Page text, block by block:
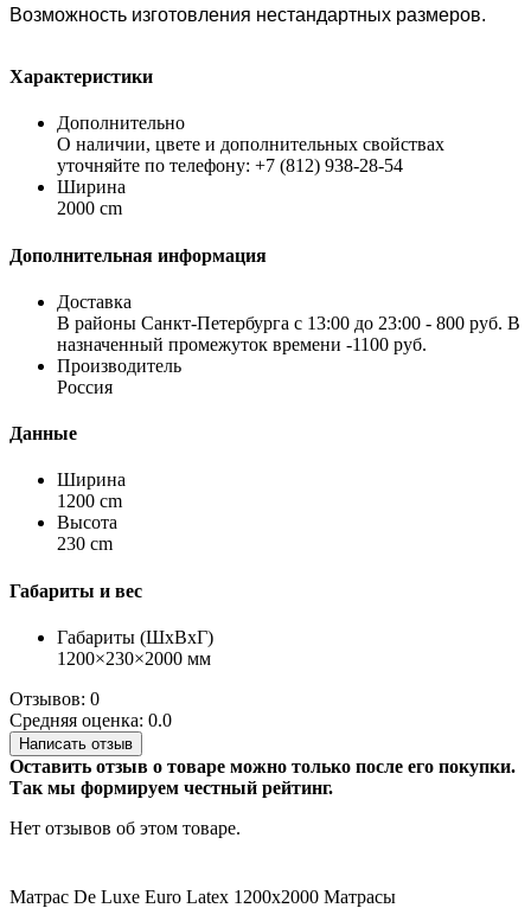
Возможность изготовления нестандартных размеров.
Характеристики
Дополнительно
О наличии, цвете и дополнительных свойствах
уточняйте по телефону: +7 (812) 938-28-54
Ширина
2000 cm
Дополнительная информация
Доставка
В районы Санкт-Петербурга с 13:00 до 23:00 - 800 руб. В
назначенный промежуток времени -1100 руб.
Производитель
Россия
Данные
Ширина
1200 cm
Высота
230 cm
Габариты и вес
Габариты (ШхВхГ)
1200×230×2000 мм
Отзывов: 0
Средняя оценка: 0.0
Написать отзыв
Оставить отзыв о товаре можно только после его покупки.
Так мы формируем честный рейтинг.
Нет отзывов об этом товаре.
Матрас De Luxe Euro Latex 1200х2000 Матрасы